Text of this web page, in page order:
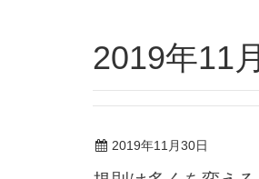
2019年11月
2019年11月30日